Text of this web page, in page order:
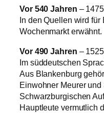
Vor 540 Jahren – 1475
In den Quellen wird
Wochenmarkt erwähnt.
Vor 490 Jahren – 1525
Im süddeutschen
Aus Blankenburg
Einwohner Meurer und
Schwarzburgischen
Hauptleute vermutlich